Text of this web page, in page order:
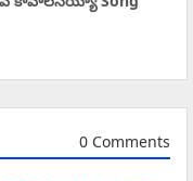
0 Comments